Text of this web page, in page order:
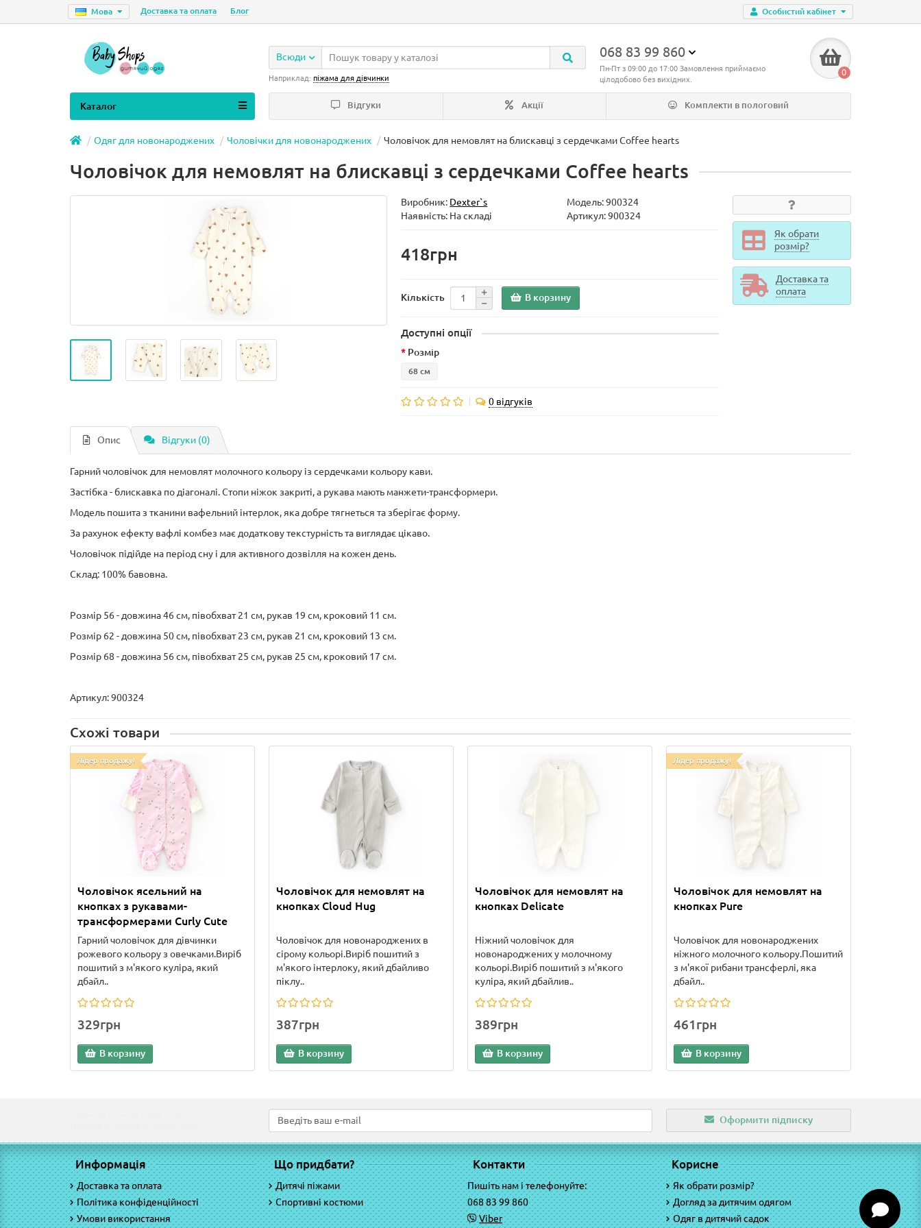
Особистий кабінет
Мова Доставка та оплата Блог
068 83 99 860
Пн-Пт з 09:00 до 17:00 Замовлення приймаємо
цілодобово без вихідних.
0
Всюди
Наприклад: піжама для дівчинки
Відгуки Акції Комплекти в пологовий
Каталог
Одяг для новонароджених Чоловічки для новонароджених Чоловічок для немовлят на блискавці з сердечками Coffee hearts
Чоловічок для немовлят на блискавці з сердечками Coffee hearts
Виробник: Dexter`s Модель:900324
Наявність: На складі
Артикул: 900324
418грн
Кількість В корзину
Доступні опції
Розмір
68 см
0 відгуків
Як обрати
розмір?
Доставка та
оплата
Опис Відгуки (0)
Гарний чоловічок для немовлят молочного кольору із сердечками кольору кави.
Застібка - блискавка по діагоналі. Стопи ніжок закриті, а рукава мають манжети-трансформери.
Модель пошита з тканини вафельний інтерлок, яка добре тягнеться та зберігає форму.
За рахунок ефекту вафлі комбез має додаткову текстурність та виглядає цікаво.
Чоловічок підійде на період сну і для активного дозвілля на кожен день.
Склад: 100% бавовна.
Розмір 56 - довжина 46 см, півобхват 21 см, рукав 19 см, кроковий 11 см.
Розмір 62 - довжина 50 см, півобхват 23 см, рукав 21 см, кроковий 13 см.
Розмір 68 - довжина 56 см, півобхват 25 см, рукав 25 см, кроковий 17 см.
Артикул: 900324
Схожі товари
Лідер продажу!
Чоловічок ясельний на
кнопках з рукавами-
трансформерами Curly Cute
Гарний чоловічок для дівчинки
рожевого кольору з овечками.Виріб
пошитий з м'якого куліра, який
дбайл..
329грн
В корзину
Чоловічок для немовлят на
кнопках Cloud Hug
Чоловічок для новонароджених в
сірому кольорі.Виріб пошитий з
м'якого інтерлоку, який дбайливо
піклу..
387грн
В корзину
Чоловічок для немовлят на
кнопках Delicate
Ніжний чоловічок для
новонароджених у молочному
кольорі.Виріб пошитий з м'якого
куліра, який дбайлив..
389грн
В корзину
Лідер продажу!
Чоловічок для немовлят на
кнопках Pure
Чоловічок для новонароджених
ніжного молочного кольору.Пошитий
з м'якої рибани трансферлі, яка
дбайл..
461грн
В корзину
Оформити підписку
Информація
Доставка та оплата
Політика конфіденційності
Умови використання
Що придбати?
Дитячі піжами
Спортивні костюми
Контакти
Пишіть нам і телефонуйте:
068 83 99 860
Viber
Корисне
Як обрати розмір?
Догляд за дитячим одягом
Одяг в дитячий садок